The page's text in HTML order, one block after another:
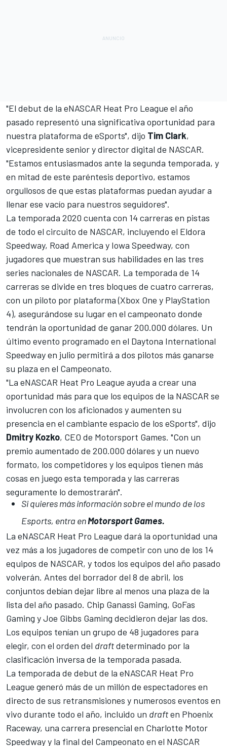
"El debut de la eNASCAR Heat Pro League el año
pasado representó una significativa oportunidad para
nuestra plataforma de eSports", dijo Tim Clark,
vicepresidente senior y director digital de NASCAR.
"Estamos entusiasmados ante la segunda temporada, y
en mitad de este paréntesis deportivo, estamos
orgullosos de que estas plataformas puedan ayudar a
llenar ese vacío para nuestros seguidores".
La temporada 2020 cuenta con 14 carreras en pistas
de todo el circuito de NASCAR, incluyendo el Eldora
Speedway, Road America y Iowa Speedway, con
jugadores que muestran sus habilidades en las tres
series nacionales de NASCAR. La temporada de 14
carreras se divide en tres bloques de cuatro carreras,
con un piloto por plataforma (Xbox One y PlayStation
4), asegurándose su lugar en el campeonato donde
tendrán la oportunidad de ganar 200.000 dólares. Un
último evento programado en el Daytona International
Speedway en julio permitirá a dos pilotos más ganarse
su plaza en el Campeonato.
"La eNASCAR Heat Pro League ayuda a crear una
oportunidad más para que los equipos de la NASCAR se
involucren con los aficionados y aumenten su
presencia en el cambiante espacio de los eSports", dijo
Dmitry Kozko, CEO de Motorsport Games. "Con un
premio aumentado de 200.000 dólares y un nuevo
formato, los competidores y los equipos tienen más
cosas en juego esta temporada y las carreras
seguramente lo demostrarán".
Si quieres más información sobre el mundo de los
Esports, entra enMotorsport Games.
La eNASCAR Heat Pro League dará la oportunidad una
vez más a los jugadores de competir con uno de los 14
equipos de NASCAR, y todos los equipos del año pasado
volverán. Antes del borrador del 8 de abril, los
conjuntos debían dejar libre al menos una plaza de la
lista del año pasado. Chip Ganassi Gaming, GoFas
Gaming y Joe Gibbs Gaming decidieron dejar las dos.
Los equipos tenían un grupo de 48 jugadores para
elegir, con el orden del draftdeterminado por la
clasificación inversa de la temporada pasada.
La temporada de debut de la eNASCAR Heat Pro
League generó más de un millón de espectadores en
directo de sus retransmisiones y numerosos eventos en
vivo durante todo el año, incluido un draften Phoenix
Raceway, una carrera presencial en Charlotte Motor
Speedway y la final del Campeonato en el NASCAR